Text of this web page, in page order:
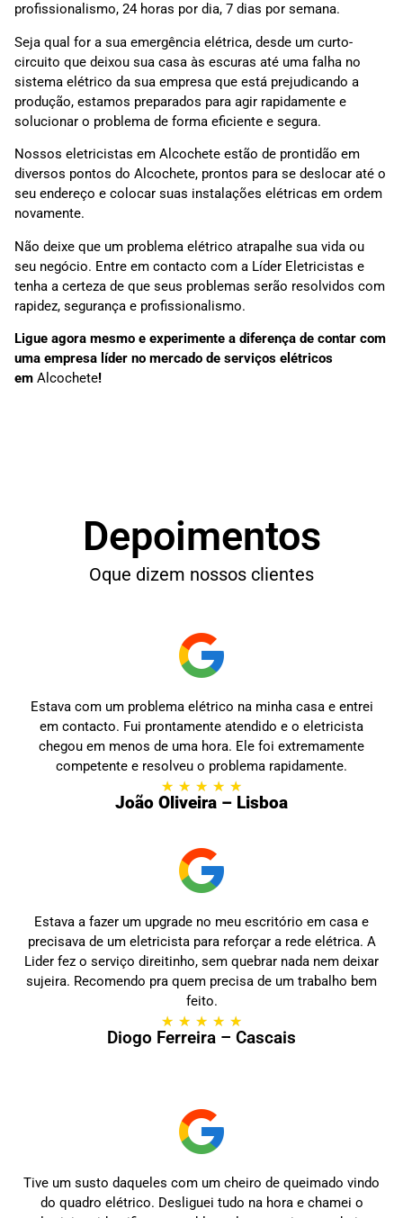
profissionalismo, 24 horas por dia, 7 dias por semana.
Seja qual for a sua emergência elétrica, desde um curto-
circuito que deixou sua casa às escuras até uma falha no
sistema elétrico da sua empresa que está prejudicando a
produção, estamos preparados para agir rapidamente e
solucionar o problema de forma eficiente e segura.
Nossos eletricistas em Alcochete estão de prontidão em
diversos pontos do Alcochete, prontos para se deslocar até o
seu endereço e colocar suas instalações elétricas em ordem
novamente.
Não deixe que um problema elétrico atrapalhe sua vida ou
seu negócio. Entre em contacto com a Líder Eletricistas e
tenha a certeza de que seus problemas serão resolvidos com
rapidez, segurança e profissionalismo.
Ligue agora mesmo e experimente a diferença de contar com
uma empresa líder no mercado de serviços elétricos
em Alcochete!
Depoimentos
Oque dizem nossos clientes
Estava com um problema elétrico na minha casa e entrei
em contacto. Fui prontamente atendido e o eletricista
chegou em menos de uma hora. Ele foi extremamente
competente e resolveu o problema rapidamente.
★ ★ ★ ★ ★
João Oliveira – Lisboa
Estava a fazer um upgrade no meu escritório em casa e
precisava de um eletricista para reforçar a rede elétrica. A
Lider fez o serviço direitinho, sem quebrar nada nem deixar
sujeira. Recomendo pra quem precisa de um trabalho bem
feito.
★ ★ ★ ★ ★
Diogo Ferreira – Cascais
Tive um susto daqueles com um cheiro de queimado vindo
do quadro elétrico. Desliguei tudo na hora e chamei o